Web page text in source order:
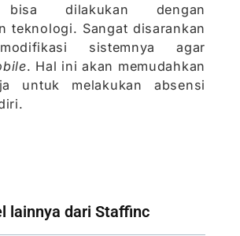
bisa dilakukan dengan
teknologi. Sangat disarankan
sistemnya agar
. Hal ini akan memudahkan
untuk melakukan absensi
lainnya dari Staffinc